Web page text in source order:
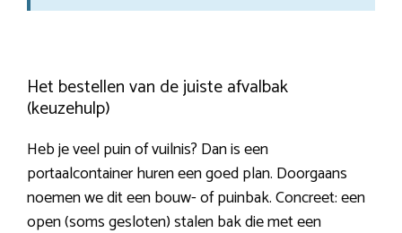
Het bestellen van de juiste afvalbak
(keuzehulp)
Heb je veel puin of vuilnis? Dan is een
portaalcontainer huren een goed plan. Doorgaans
noemen we dit een bouw- of puinbak. Concreet: een
open (soms gesloten) stalen bak die met een